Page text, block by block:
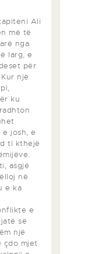
Ali
më të
nga
larg, e
për
një
ku
e josh, e
t`i kthejë
asgjë
në
e ka
e
së
një
çdo mjet